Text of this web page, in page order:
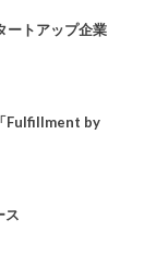
ートアップ企業
Fulfillment by
ス